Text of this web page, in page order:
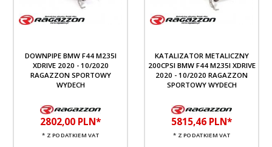
DOWNPIPE BMW F44 M235I
XDRIVE 2020 - 10/2020
RAGAZZON SPORTOWY
WYDECH
2802,00 PLN*
* Z PODATKIEM VAT
KATALIZATOR METALICZNY
200CPSI BMW F44 M235I XDRIVE
2020 - 10/2020 RAGAZZON
SPORTOWY WYDECH
5815,46 PLN*
* Z PODATKIEM VAT